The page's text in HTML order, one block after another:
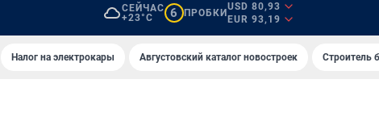
СЕЙЧАС
+23°C
6 ПРОБКИ
USD 80,93
EUR 93,19
Налог на электрокары Августовский каталог новостроек Строитель